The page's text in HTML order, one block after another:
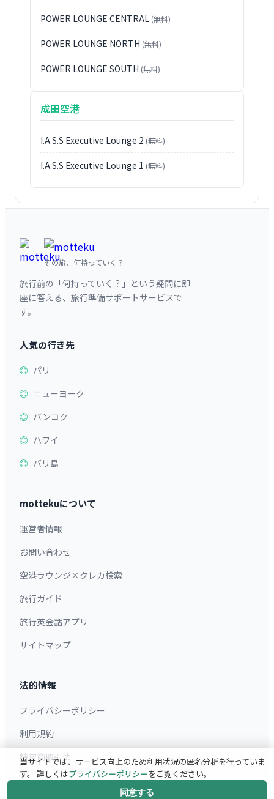
POWER LOUNGE CENTRAL (無料)
POWER LOUNGE NORTH (無料)
POWER LOUNGE SOUTH (無料)
成田空港
I.A.S.S Executive Lounge 2 (無料)
I.A.S.S Executive Lounge 1 (無料)
その旅、何持っていく？
旅行前の「何持っていく？」という疑問に即
座に答える、旅行準備サポートサービスで
す。
人気の行き先
パリ
ニューヨーク
バンコク
ハワイ
バリ島
mottekuについて
運営者情報
お問い合わせ
空港ラウンジ×クレカ検索
旅行ガイド
旅行英会話アプリ
サイトマップ
法的情報
プライバシーポリシー
利用規約
特定商取引法
当サイトでは、サービス向上のため利用状況の匿名分析を行っていま
す。 詳しくはプライバシーポリシーをご覧ください。
同意する